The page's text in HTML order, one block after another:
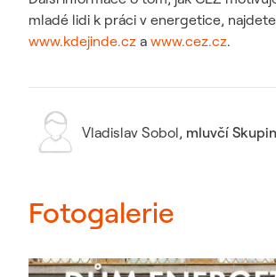
mladé lidi k práci v energetice,
www.kdejinde.cz a www.cez.cz.
Vladislav Sobol, mluvčí
Fotogalerie